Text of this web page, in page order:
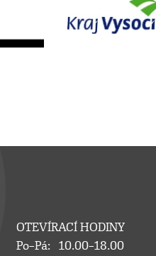
OTEVÍRACÍ HODINY
Po–Pá:
10.00–18.00